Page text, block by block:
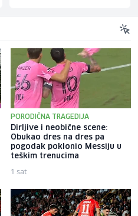
PORODIČNA TRAGEDIJA
Dirljive i neobične scene:
Obukao dres na dres pa
pogodak poklonio Messiju u
teškim trenucima
1 sat